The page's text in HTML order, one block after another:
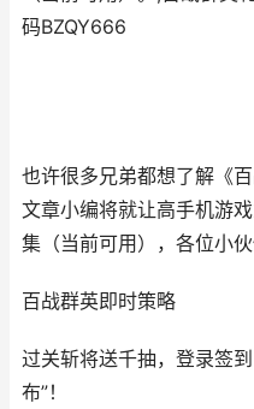
码BZQY666
也许很多兄弟都想了解《
文章小编将就让高手机游
集（当前可用），各位小伙
百战群英即时策略
过关斩将送千抽，登录签
布”！